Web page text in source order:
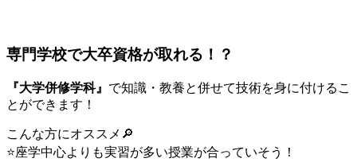
専門学校で大卒資格が取れる！？
『大学併修学科』 で知識・教養と併せて技術を身に付けるこ
とができます！
こんな方にオススメ🔎
⭐座学中心よりも実習が多い授業が合っていそう！